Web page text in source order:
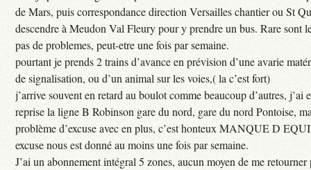
de Mars, puis correspondance direction Versailles chantier ou St
descendre à Meudon Val Fleury pour y prendre un bus. Rare sont
pas de problemes, peut-etre une fois par semaine.
pourtant je prends 2 trains d’avance en prévision d’une avarie
de signalisation, ou d’un animal sur les voies,( la c’est fort)
j’arrive souvent en retard au boulot comme beaucoup d’autres, j’ai
reprise la ligne B Robinson gare du nord, gare du nord Pontoise,
problème d’excuse avec en plus, c’est honteux MANQUE D
excuse nous est donné au moins une fois par semaine.
J’ai un abonnement intégral 5 zones, aucun moyen de me